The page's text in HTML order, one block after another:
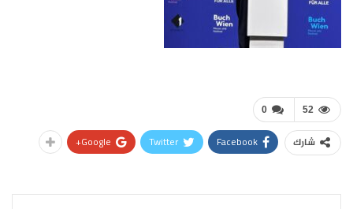
0 52
شارك Facebook
Twitter
Google+